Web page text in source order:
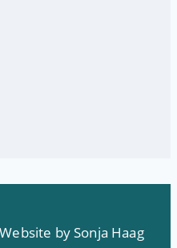
by Sonja Haag